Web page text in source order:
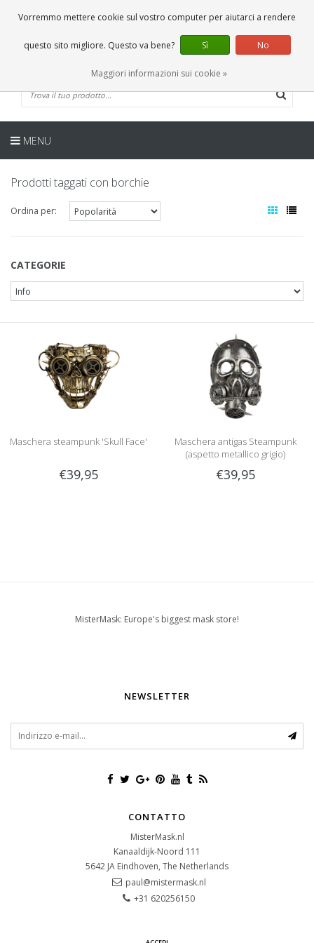
0 Articoli
IT
MENU
Prodotti taggati con borchie
Ordina per:
CATEGORIE
Maschera steampunk 'Skull Face'
€39,95
Maschera antigas Steampunk
(aspetto metallico grigio)
€39,95
MisterMask: Europe's biggest mask store!
NEWSLETTER
CONTATTO
MisterMask.nl
Kanaaldijk-Noord 111
5642 JA Eindhoven, The Netherlands
paul@mistermask.nl
+31 620256150
Vorremmo mettere cookie sul vostro computer per aiutarci a rendere
questo sito migliore. Questo va bene? Sì No
Maggiori informazioni sui cookie »